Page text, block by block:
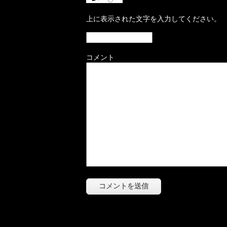
上に表示された文字を入力してください。
コメント